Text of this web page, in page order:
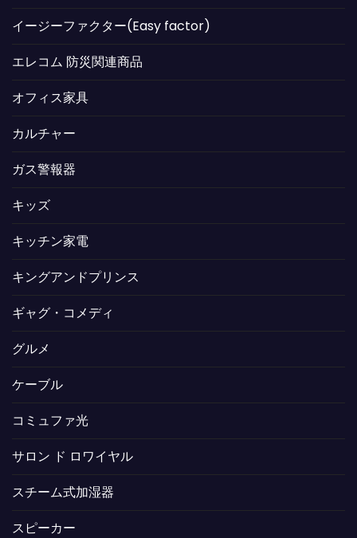
イージーファクター(Easy factor)
エレコム 防災関連商品
オフィス家具
カルチャー
ガス警報器
キッズ
キッチン家電
キングアンドプリンス
ギャグ・コメディ
グルメ
ケーブル
コミュファ光
サロン ド ロワイヤル
スチーム式加湿器
スピーカー